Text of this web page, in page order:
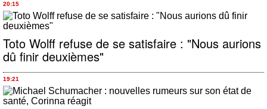
20:15
Toto Wolff refuse de se satisfaire : "Nous aurions
dû finir deuxièmes"
19:21